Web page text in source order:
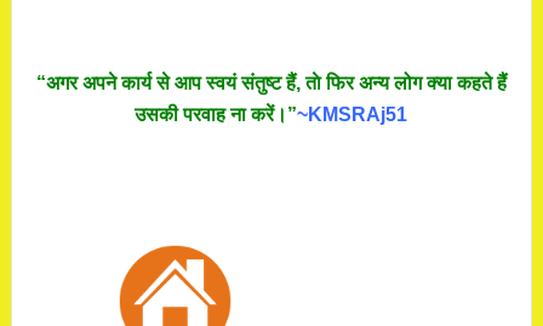
“अगर अपने कार्य से आप स्वयं संतुष्ट हैं, ताे फिर अन्य लोग क्या कहते हैं
उसकी परवाह ना करें।”~KMSRAj51